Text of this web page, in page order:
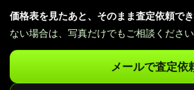
価格表を見たあと、そのまま査定依頼でき
ない場合は、写真だけでもご相談ください
メールで査定依